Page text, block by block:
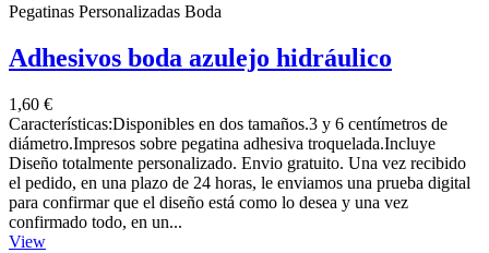
Pegatinas Personalizadas Boda
Adhesivos boda azulejo hidráulico
1,60 €
Características:Disponibles en dos tamaños.3 y 6 centímetros de
diámetro.Impresos sobre pegatina adhesiva troquelada.Incluye
Diseño totalmente personalizado. Envio gratuito. Una vez recibido
el pedido, en una plazo de 24 horas, le enviamos una prueba digital
para confirmar que el diseño está como lo desea y una vez
confirmado todo, en un...
View